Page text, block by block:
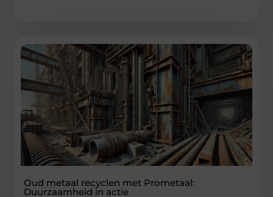
Oud metaal recyclen met Prometaal:
Duurzaamheid in actie